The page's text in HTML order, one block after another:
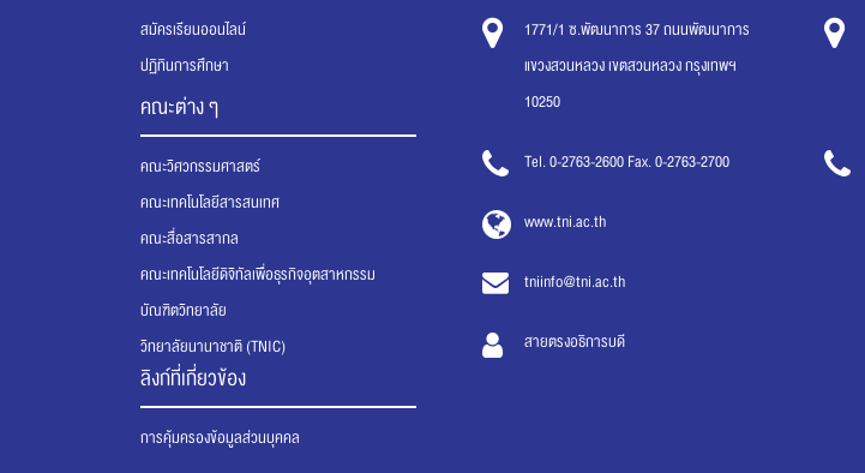
สมัครเรียนออนไลน์
ปฏิทินการศึกษา
คณะต่าง ๆ
คณะวิศวกรรมศาสตร์
คณะเทคโนโลยีสารสนเทศ
คณะสื่อสารสากล
คณะเทคโนโลยีดิจิทัลเพื่อธุรกิจอุตสาหกรรม
บัณฑิตวิทยาลัย
วิทยาลัยนานาชาติ (TNIC)
ลิงก์ที่เกี่ยวข้อง
การคุ้มครองข้อมูลส่วนบุคคล
1771/1 ซ.พัฒนาการ 37 ถนนพัฒนาการ
แขวงสวนหลวง เขตสวนหลวง กรุงเทพฯ
10250
Tel. 0-2763-2600 Fax. 0-2763-2700
www.tni.ac.th
tniinfo@tni.ac.th
สายตรงอธิการบดี